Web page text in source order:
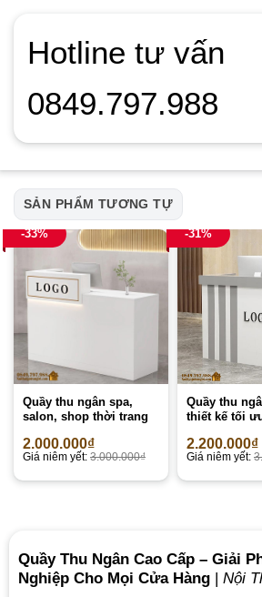
Hotline tư vấn
0849.797.988
SẢN PHẨM TƯƠNG TỰ
-33%
Quầy thu ngân spa,
salon, shop thời trang
2.000.000₫
Giá niêm yết: 3.000.000₫
-31%
Quầy thu
thiết kế tối
2.200.000₫
Giá niêm yết:
Quầy Thu Ngân Cao Cấp – Giải
Nghiệp Cho Mọi Cửa Hàng| Nội